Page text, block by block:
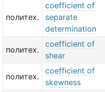
политех.
coefficient of
separate
determination
политех.
coefficient of
shear
политех.
coefficient of
skewness